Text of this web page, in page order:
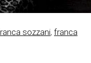
sozzani, franca